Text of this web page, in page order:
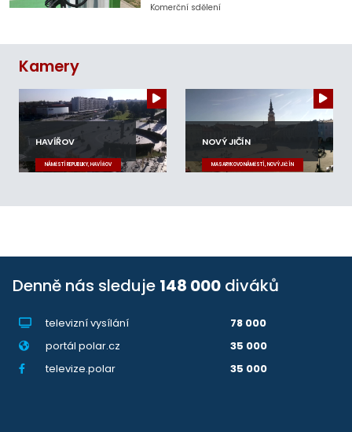
Komerční sdělení
Kamery
HAVÍŘOV
NÁMĚSTÍ REPUBLIKY, HAVÍŘOV
NOVÝ JIČÍN
MASARYKOVO NÁMĚSTÍ, NOVÝ JIČÍN
Denně nás sleduje 148 000 diváků
televizní vysílání
78 000
portál polar.cz
35 000
televize.polar
35 000